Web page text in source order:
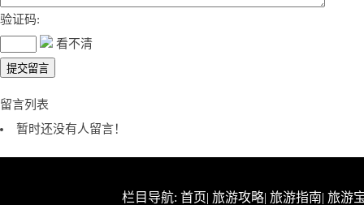
验证码:
看不清
留言列表
暂时还没有人留言！
栏目导航: 首页| 旅游攻略| 旅游指南| 旅游